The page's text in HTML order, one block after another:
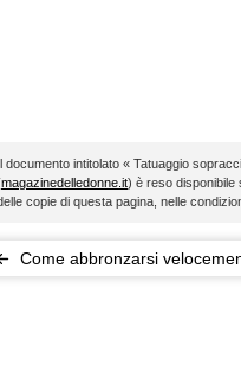
documento intitolato « Tatuaggio
magazinedelledonne.it) è reso disponibile
copie di questa pagina, nelle
Come abbronzarsi